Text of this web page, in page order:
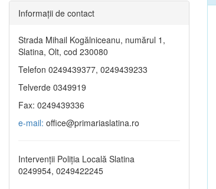
Informaţii de contact
Strada Mihail Kogălniceanu, numărul 1,
Slatina, Olt, cod 230080
Telefon 0249439377, 0249439233
Telverde 0349919
Fax: 0249439336
e-mail: office@primariaslatina.ro
Intervenții Poliția Locală Slatina
0249954, 0249422245